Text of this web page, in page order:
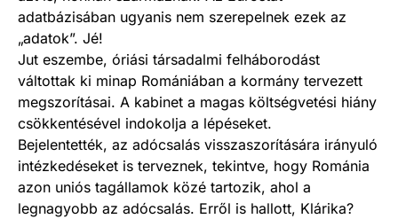
adatbázisában ugyanis nem szerepelnek ezek az
„adatok”. Jé!
Jut eszembe, óriási társadalmi felháborodást
váltottak ki minap Romániában a kormány tervezett
megszorításai. A kabinet a magas költségvetési hiány
csökkentésével indokolja a lépéseket.
Bejelentették, az adócsalás visszaszorítására irányuló
intézkedéseket is terveznek, tekintve, hogy Románia
azon uniós tagállamok közé tartozik, ahol a
legnagyobb az adócsalás. Erről is hallott, Klárika?